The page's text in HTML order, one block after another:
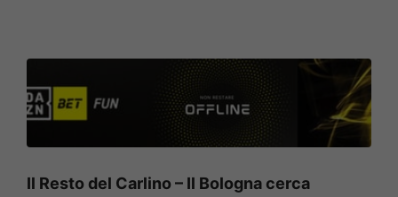
Il Resto del Carlino – Il Bologna cerca